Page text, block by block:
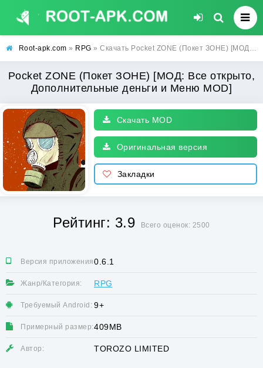
Root-apk.com » RPG » Скачать Pocket ZONE (Покет ЗОНЕ) [МОД: Все открыто, Дополнительные деньги и Меню MOD] | Взлом Pocket ZONE на Андроид
Pocket ZONE (Покет ЗОНЕ) [МОД: Все открыто,
Дополнительные деньги и Меню MOD]
Скачать MOD
Оригинальная версия
Закладки
Рейтинг: 3.9 Всего оценок: 2500
Версия приложения:0.6.1
Жанр/Категория: RPG
Требуемый Android: 9+
Примерный размер:409MB
Автор: TOROZO LIMITED